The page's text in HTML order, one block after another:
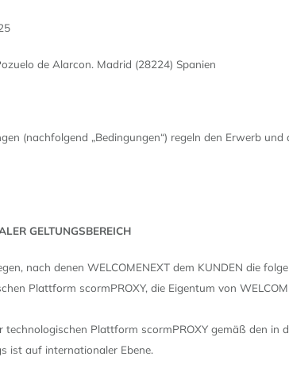
de Alarcon. Madrid (28224) Spanien
(nachfolgend „Bedingungen“) regeln den Erwerb
GELTUNGSBEREICH
nach denen WELCOMENEXT dem KUNDEN die
Plattform scormPROXY, die Eigentum von
Plattform scormPROXY gemäß den in
ist auf internationaler Ebene.